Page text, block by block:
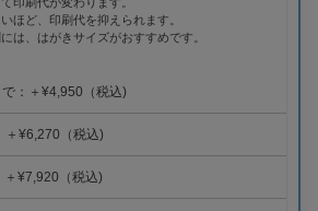
ほど、印刷代を抑えられます。
は、はがきサイズがおすすめです。
：＋¥4,950（税込)
＋¥6,270（税込)
＋¥7,920（税込)